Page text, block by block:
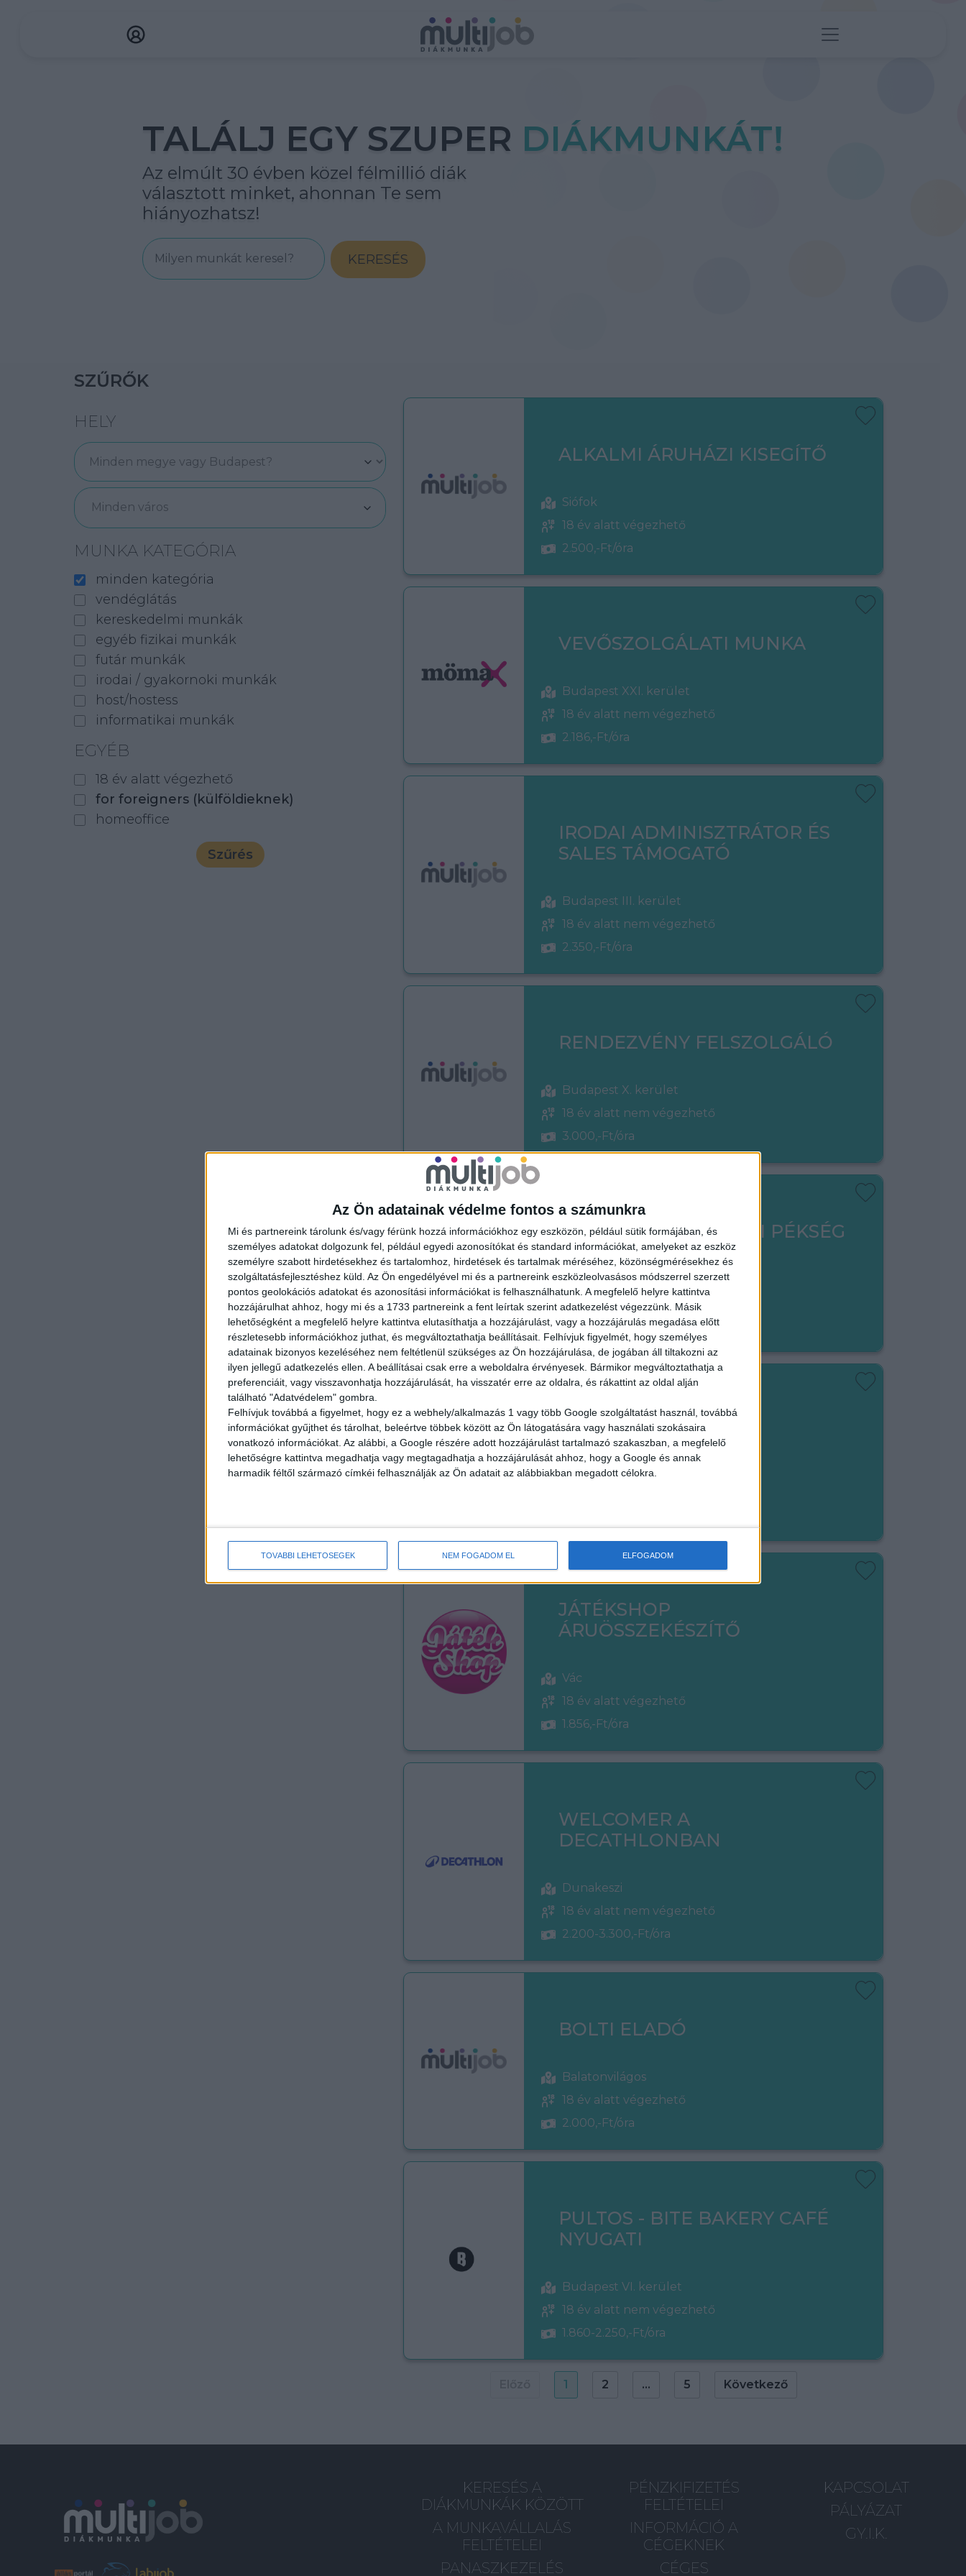
Az Ön adatainak védelme fontos a számunkra
Mi és partnereink tárolunk és/vagy férünk hozzá információkhoz egy eszközön, például sütik formájában, és
személyes adatokat dolgozunk fel, például egyedi azonosítókat és standard információkat, amelyeket az eszköz
személyre szabott hirdetésekhez és tartalomhoz, hirdetések és tartalmak méréséhez, közönségmérésekhez és
szolgáltatásfejlesztéshez küld. Az Ön engedélyével mi és a partnereink eszközleolvasásos módszerrel szerzett
pontos geolokációs adatokat és azonosítási információkat is felhasználhatunk. A megfelelő helyre kattintva
hozzájárulhat ahhoz, hogy mi és a 1733 partnereink a fent leírtak szerint adatkezelést végezzünk. Másik
lehetőségként a megfelelő helyre kattintva elutasíthatja a hozzájárulást, vagy a hozzájárulás megadása előtt
részletesebb információkhoz juthat, és megváltoztathatja beállításait. Felhívjuk figyelmét, hogy személyes
adatainak bizonyos kezeléséhez nem feltétlenül szükséges az Ön hozzájárulása, de jogában áll tiltakozni az
ilyen jellegű adatkezelés ellen. A beállításai csak erre a weboldalra érvényesek. Bármikor megváltoztathatja a
preferenciáit, vagy visszavonhatja hozzájárulását, ha visszatér erre az oldalra, és rákattint az oldal alján
található "Adatvédelem" gombra.
Felhívjuk továbbá a figyelmet, hogy ez a webhely/alkalmazás 1 vagy több Google szolgáltatást használ, továbbá
információkat gyűjthet és tárolhat, beleértve többek között az Ön látogatására vagy használati szokásaira
vonatkozó információkat. Az alábbi, a Google részére adott hozzájárulást tartalmazó szakaszban, a megfelelő
lehetőségre kattintva megadhatja vagy megtagadhatja a hozzájárulását ahhoz, hogy a Google és annak
harmadik féltől származó címkéi felhasználják az Ön adatait az alábbiakban megadott célokra.
TOVÁBBI LEHETŐSÉGEK NEM FOGADOM EL ELFOGADOM
TALÁLJ EGY SZUPER DIÁKMUNKÁT!
Az elmúlt 30 évben közel félmillió diák
választott minket, ahonnan Te sem
hiányozhatsz!
KERESÉS
ALKALMI ÁRUHÁZI KISEGÍTŐ
Siófok
18 év alatt végezhető
2.500,-Ft/óra
VEVŐSZOLGÁLATI MUNKA
Budapest XXI. kerület
18 év alatt nem végezhető
2.186,-Ft/óra
IRODAI ADMINISZTRÁTOR ÉS
SALES TÁMOGATÓ
Budapest III. kerület
18 év alatt nem végezhető
2.350,-Ft/óra
RENDEZVÉNY FELSZOLGÁLÓ
Budapest X. kerület
18 év alatt nem végezhető
3.000,-Ft/óra
BOLTI ELADÓ - LIPÓTI PÉKSÉG
Budapest XI. kerület
18 év alatt nem végezhető
2.500,-Ft/óra
ÜZEMI KISEGÍTŐ
Seregélyes
JÁTÉKSHOP
ÁRUÖSSZEKÉSZÍTŐ
Vác
18 év alatt végezhető
1.856,-Ft/óra
WELCOMER A
DECATHLONBAN
Dunakeszi
18 év alatt nem végezhető
2.200-3.300,-Ft/óra
BOLTI ELADÓ
Balatonvilágos
18 év alatt végezhető
2.000,-Ft/óra
PULTOS - BITE BAKERY CAFÉ
NYUGATI
Budapest VI. kerület
18 év alatt nem végezhető
1.860-2.250,-Ft/óra
1 2 ... 5 Következő
SZŰRŐK
HELY
Minden város
MUNKA KATEGÓRIA
minden kategória
vendéglátás
kereskedelmi munkák
egyéb fizikai munkák
futár munkák
irodai / gyakornoki munkák
host/hostess
informatikai munkák
EGYÉB
18 év alatt végezhető
for foreigners (külföldieknek)
homeoffice
Szűrés
KERESÉS A
DIÁKMUNKÁK KÖZÖTT
A MUNKAVÁLLALÁS
FELTÉTELEI
PANASZKEZELÉS
PÉNZKIFIZETÉS
FELTÉTELEI
INFORMÁCIÓ A
CÉGEKNEK
CÉGES
KAPCSOLAT
PÁLYÁZAT
GY.I.K.